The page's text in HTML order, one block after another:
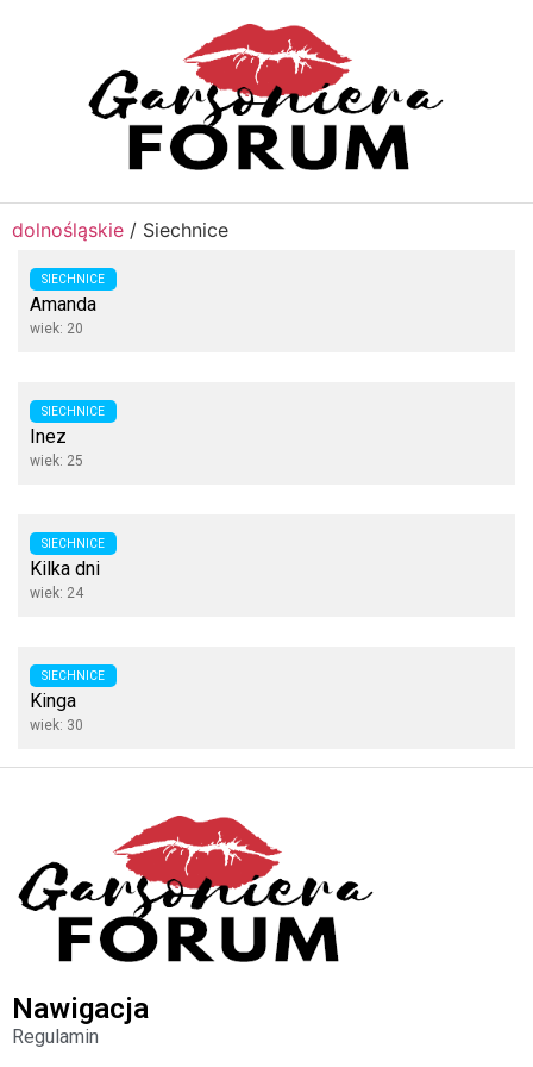
dolnośląskie / Siechnice
SIECHNICE
Amanda
wiek: 20
SIECHNICE
Inez
wiek: 25
SIECHNICE
Kilka dni
wiek: 24
SIECHNICE
Kinga
wiek: 30
Nawigacja
Regulamin